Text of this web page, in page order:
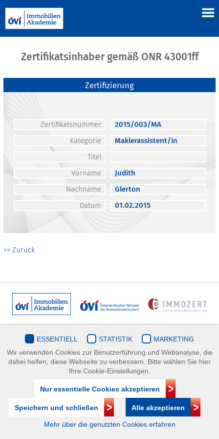
Zertifikatsinhaber gemäß ONR 43001ff
Zertifizierung
Zertifikatsnummer
2015/003/MA
Kategorie
Maklerassistent/in
Titel
Vorname
Judith
Nachname
Glerton
Datum
01.02.2015
>> Zurück
Immobilienakademie
Mariahilfer Straße 116/2.OG/2 1070 Wien | +43(1)505 32 50 |
immobilienakademie@ovi.at
ESSENTIELL STATISTIK
MARKETING
Wir verwenden Cookies zur Benutzerführung und Webanalyse, die
dabei helfen, diese Webseite zu verbessern. Bitte wählen Sie hier
Ihre Cookie-Einstellungen.
Nur essentielle Cookies akzeptieren
Speichern und schließen Alle akzeptieren
Mehr über die genutzten Cookies erfahren